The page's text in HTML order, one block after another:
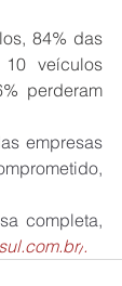
84% das
10 veículos
perderam
empresas
completa,
.